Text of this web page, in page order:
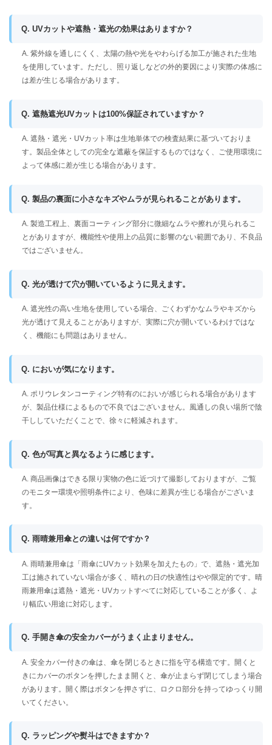
Q. UVカットや遮熱・遮光の効果はありますか？
A. 紫外線を通しにくく、太陽の熱や光をやわらげる加工が施された生地
を使用しています。ただし、照り返しなどの外的要因により実際の体感に
は差が生じる場合があります。
Q. 遮熱遮光UVカットは100%保証されていますか？
A. 遮熱・遮光・UVカット率は生地単体での検査結果に基づいておりま
す。製品全体としての完全な遮蔽を保証するものではなく、ご使用環境に
よって体感に差が生じる場合があります。
Q. 製品の裏面に小さなキズやムラが見られることがあります。
A. 製造工程上、裏面コーティング部分に微細なムラや擦れが見られるこ
とがありますが、機能性や使用上の品質に影響のない範囲であり、不良品
ではございません。
Q. 光が透けて穴が開いているように見えます。
A. 遮光性の高い生地を使用している場合、ごくわずかなムラやキズから
光が透けて見えることがありますが、実際に穴が開いているわけではな
く、機能にも問題はありません。
Q. においが気になります。
A. ポリウレタンコーティング特有のにおいが感じられる場合があります
が、製品仕様によるもので不良ではございません。風通しの良い場所で陰
干ししていただくことで、徐々に軽減されます。
Q. 色が写真と異なるように感じます。
A. 商品画像はできる限り実物の色に近づけて撮影しておりますが、ご覧
のモニター環境や照明条件により、色味に差異が生じる場合がございま
す。
Q. 雨晴兼用傘との違いは何ですか？
A. 雨晴兼用傘は「雨傘にUVカット効果を加えたもの」で、遮熱・遮光加
工は施されていない場合が多く、晴れの日の快適性はやや限定的です。晴
雨兼用傘は遮熱・遮光・UVカットすべてに対応していることが多く、よ
り幅広い用途に対応します。
Q. 手開き傘の安全カバーがうまく止まりません。
A. 安全カバー付きの傘は、傘を閉じるときに指を守る構造です。開くと
きにカバーのボタンを押したまま開くと、傘が止まらず閉じてしまう場合
があります。開く際はボタンを押さずに、ロクロ部分を持ってゆっくり開
いてください。
Q. ラッピングや熨斗はできますか？